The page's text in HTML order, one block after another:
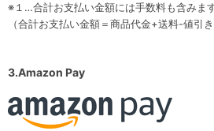
※１…合計お支払い金額には手数料も含みます
（合計お支払い金額＝商品代金+送料-値引
3.Amazon Pay